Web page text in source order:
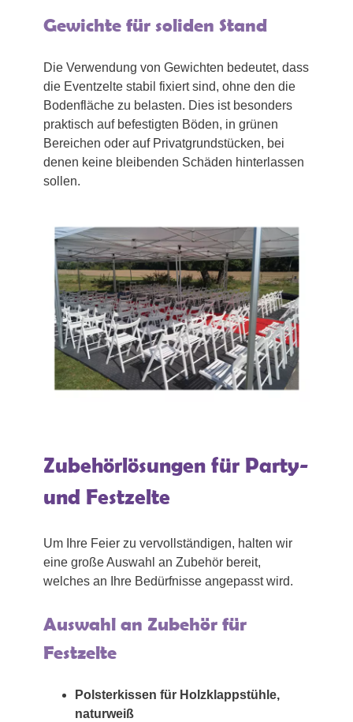
Gewichte für soliden Stand
Die Verwendung von Gewichten bedeutet, dass
die Eventzelte stabil fixiert sind, ohne den die
Bodenfläche zu belasten. Dies ist besonders
praktisch auf befestigten Böden, in grünen
Bereichen oder auf Privatgrundstücken, bei
denen keine bleibenden Schäden hinterlassen
sollen.
Zubehörlösungen für Party-
und Festzelte
Um Ihre Feier zu vervollständigen, halten wir
eine große Auswahl an Zubehör bereit,
welches an Ihre Bedürfnisse angepasst wird.
Auswahl an Zubehör für
Festzelte
Polsterkissen für Holzklappstühle,
naturweiß